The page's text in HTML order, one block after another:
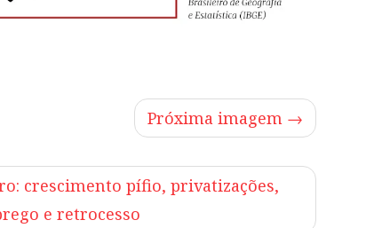
Próxima imagem →
crescimento pífio, privatizações,
e retrocesso